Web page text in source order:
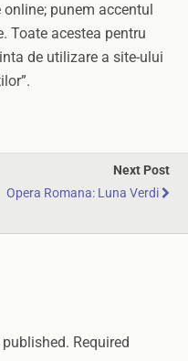
punem accentul
Toate acestea pentru
de utilizare a site-ului
Next Post
Opera Romana: Luna Verdi
Required